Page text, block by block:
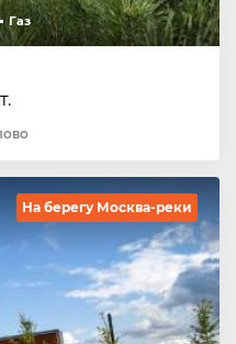
Газ
На берегу Москва-реки